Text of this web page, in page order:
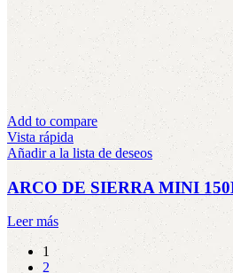
Add to compare
Vista rápida
Añadir a la lista de deseos
ARCO DE SIERRA MINI
Leer más
1
2